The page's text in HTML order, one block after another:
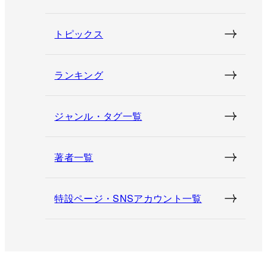
トピックス
ランキング
ジャンル・タグ一覧
著者一覧
特設ページ・SNSアカウント一覧